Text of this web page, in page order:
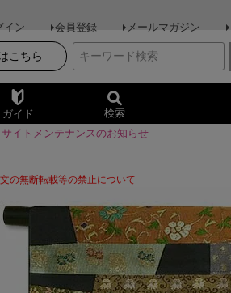
イン
会員登録 メールマガジン
こちら
ガイド 検索
サイトメンテナンスのお知らせ
の無断転載等の禁止について